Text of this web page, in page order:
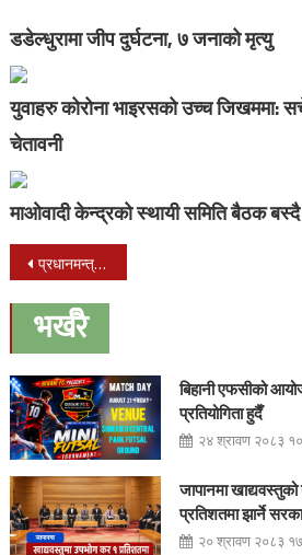
डडेल्धुरामा जीप दुर्घटना, ७ जनाको मृत्यु
युवाहरु कोरोना भाइरसको उच्च
चेतावनी
माओवादी केन्द्रको स्थायी समिति बैठक बस्दै
Post
navigation
प्रधानमन्त्री कप चैत ८ गतेदेखि हुने
भर्खरै
बिहानी एफसीको
प्रतियोगिता हुदैँ
२४ श्रावण २०८३
जापानमा
प्रतिशतमा झार्ने
२० श्रावण २०८३